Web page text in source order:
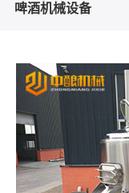
啤酒机械设备